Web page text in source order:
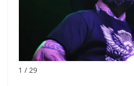
1 / 29